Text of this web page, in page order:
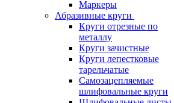
Маркеры
Абразивные круги
Круги отрезные по
металлу
Круги зачистные
Круги лепестковые
тарельчатые
Самозацепляемые
шлифовальные круги